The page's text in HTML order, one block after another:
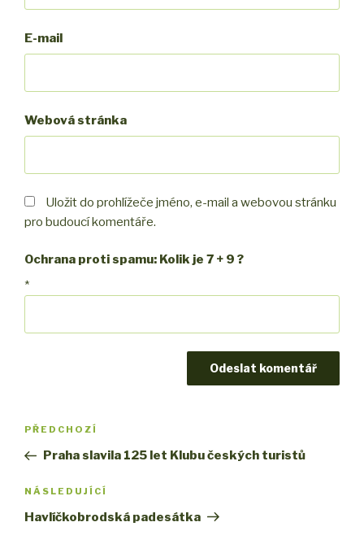
E-mail
Webová stránka
Uložit do prohlížeče jméno, e-mail a webovou stránku
pro budoucí komentáře.
Ochrana proti spamu: Kolik je 7 + 9 ?
*
Navigace
příspěvek
Předchozí
příspěvek
PŘEDCHOZÍ
Praha slavila 125 let Klubu českých turistů
Následující
příspěvek
NÁSLEDUJÍCÍ
Havlíčkobrodská padesátka